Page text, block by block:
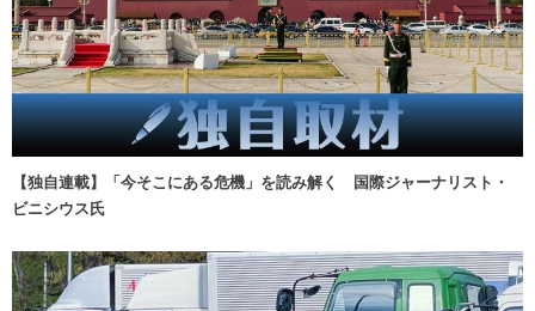
【独自連載】「今そこにある危機」を読み解く 国際ジャーナリスト・
ビニシウス氏